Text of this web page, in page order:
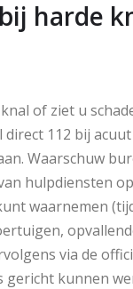
harde
of ziet u
112 bij
Waarschuw
hulpdiensten
waarnemen
via de
gericht kunnen